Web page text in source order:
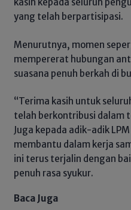
yang telah berpartisipasi.
Menurutnya, momen
mempererat hubungan
suasana penuh berkah di
“Terima kasih untuk
telah berkontribusi dalam
Juga kepada adik-adik
membantu dalam kerja
ini terus terjalin dengan
penuh rasa syukur.
Baca Juga